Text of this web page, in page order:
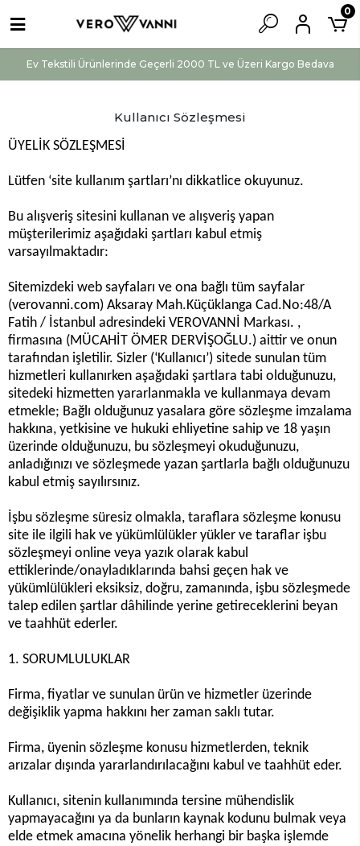
Ev Tekstili Ürünlerinde Geçerli 2000 TL ve Üzeri Kargo Bedava
0
Kullanıcı Sözleşmesi
ÜYELİK SÖZLEŞMESİ
Lütfen ‘site kullanım şartları’nı dikkatlice okuyunuz.
Bu alışveriş sitesini kullanan ve alışveriş yapan
müşterilerimiz aşağıdaki şartları kabul etmiş
varsayılmaktadır:
Sitemizdeki web sayfaları ve ona bağlı tüm sayfalar
(verovanni.com) Aksaray Mah.Küçüklanga Cad.No:48/A
Fatih / İstanbul adresindeki VEROVANNİ Markası. ,
firmasına (MÜCAHİT ÖMER DERVİŞOĞLU.) aittir ve onun
tarafından işletilir. Sizler (‘Kullanıcı’) sitede sunulan tüm
hizmetleri kullanırken aşağıdaki şartlara tabi olduğunuzu,
sitedeki hizmetten yararlanmakla ve kullanmaya devam
etmekle; Bağlı olduğunuz yasalara göre sözleşme imzalama
hakkına, yetkisine ve hukuki ehliyetine sahip ve 18 yaşın
üzerinde olduğunuzu, bu sözleşmeyi okuduğunuzu,
anladığınızı ve sözleşmede yazan şartlarla bağlı olduğunuzu
kabul etmiş sayılırsınız.
İşbu sözleşme süresiz olmakla, taraflara sözleşme konusu
site ile ilgili hak ve yükümlülükler yükler ve taraflar işbu
sözleşmeyi online veya yazık olarak kabul
ettiklerinde/onayladıklarında bahsi geçen hak ve
yükümlülükleri eksiksiz, doğru, zamanında, işbu sözleşmede
talep edilen şartlar dâhilinde yerine getireceklerini beyan
ve taahhüt ederler.
1. SORUMLULUKLAR
Firma, fiyatlar ve sunulan ürün ve hizmetler üzerinde
değişiklik yapma hakkını her zaman saklı tutar.
Firma, üyenin sözleşme konusu hizmetlerden, teknik
arızalar dışında yararlandırılacağını kabul ve taahhüt eder.
Kullanıcı, sitenin kullanımında tersine mühendislik
yapmayacağını ya da bunların kaynak kodunu bulmak veya
elde etmek amacına yönelik herhangi bir başka işlemde